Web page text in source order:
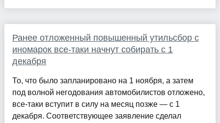
Ранее отложенный повышенный утильсбор с
иномарок все-таки начнут собирать с 1
декабря
То, что было запланировано на 1 ноября, а затем
под волной негодования автомобилистов отложено,
все-таки вступит в силу на месяц позже — с 1
декабря. Соответствующее заявление сделал